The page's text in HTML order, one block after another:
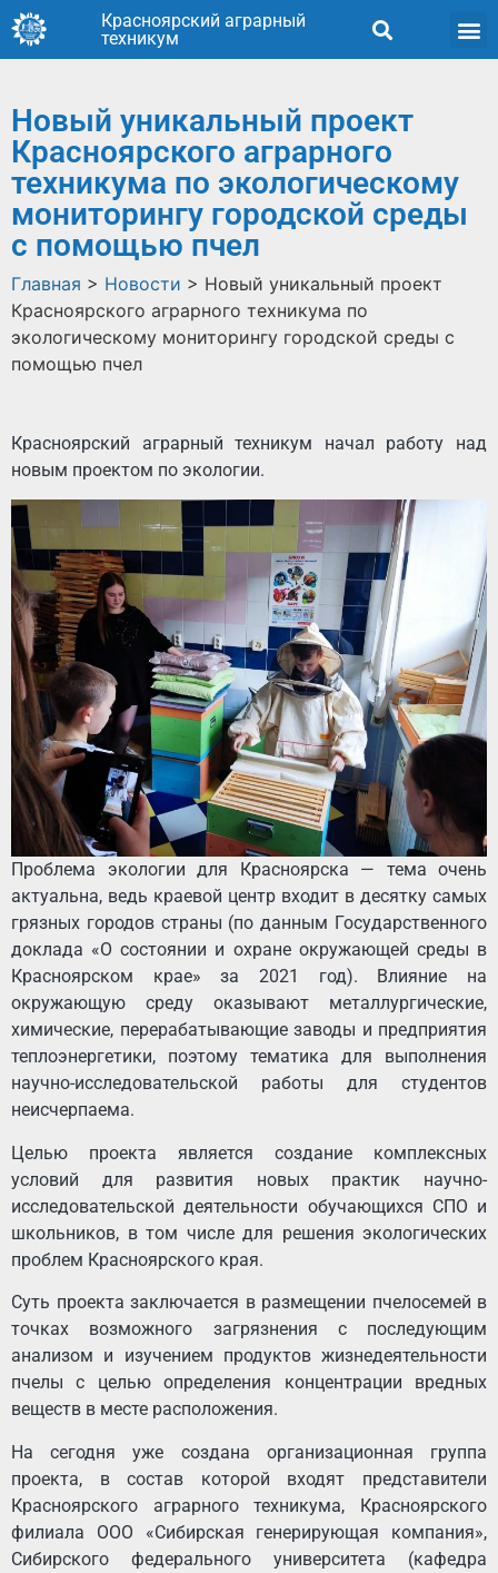
Красноярский аграрный
техникум
Новый уникальный проект
Красноярского аграрного
техникума по экологическому
мониторингу городской среды
с помощью пчел
Главная > Новости > Новый уникальный проект
Красноярского аграрного техникума по
экологическому мониторингу городской среды с
помощью пчел
Красноярский аграрный техникум начал работу над
новым проектом по экологии.
Проблема экологии для Красноярска — тема очень
актуальна, ведь краевой центр входит в десятку самых
грязных городов страны (по данным Государственного
доклада «О состоянии и охране окружающей среды в
Красноярском крае» за 2021 год). Влияние на
окружающую среду оказывают металлургические,
химические, перерабатывающие заводы и предприятия
теплоэнергетики, поэтому тематика для выполнения
научно-исследовательской работы для студентов
неисчерпаема.
Целью проекта является создание комплексных
условий для развития новых практик научно-
исследовательской деятельности обучающихся СПО и
школьников, в том числе для решения экологических
проблем Красноярского края.
Суть проекта заключается в размещении пчелосемей в
точках возможного загрязнения с последующим
анализом и изучением продуктов жизнедеятельности
пчелы с целью определения концентрации вредных
веществ в месте расположения.
На сегодня уже создана организационная группа
проекта, в состав которой входят представители
Красноярского аграрного техникума, Красноярского
филиала ООО «Сибирская генерирующая компания»,
Сибирского федерального университета (кафедра